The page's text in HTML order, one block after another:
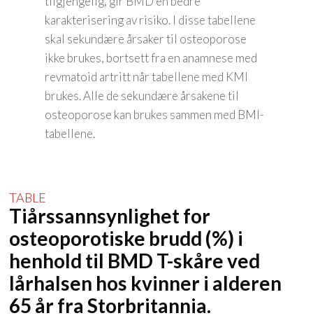
karakterisering av risiko. I disse tabellene
skal sekundære årsaker til osteoporose
ikke brukes, bortsett fra en anamnese med
revmatoid artritt når tabellene med KMI
brukes. Alle de sekundære årsakene til
osteoporose kan brukes sammen med BMI-
tabellene.
Tiårssannsynlighet for
osteoporotiske brudd (%) i
henhold til BMD T-skåre ved
lårhalsen hos kvinner i alderen
65 år fra Storbritannia.